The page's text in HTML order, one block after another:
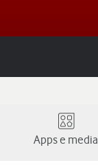
Apps e media